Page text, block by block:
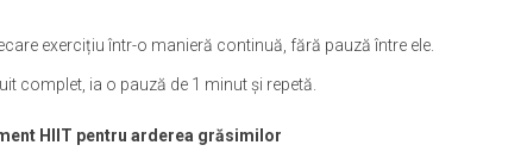
exercițiu într-o manieră continuă, fără pauză între ele.
complet, ia o pauză de 1 minut și repetă.
HIIT pentru arderea grăsimilor